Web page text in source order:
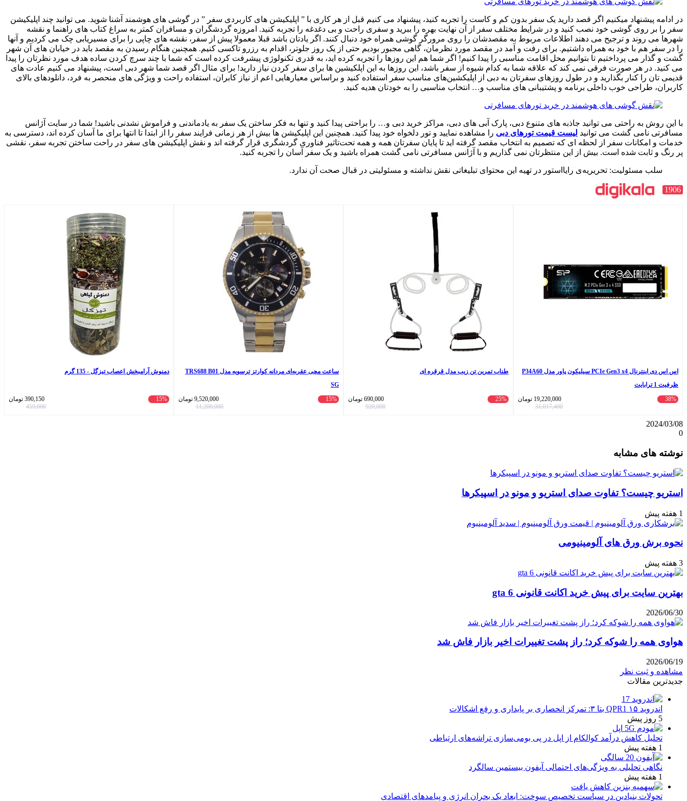
در ادامه پیشنهاد میکنیم اگر قصد دارید یک سفر بدون کم ‌و کاست را تجربه کنید، پیشنهاد می‌ کنیم قبل از هر کاری با ” اپلیکیشن ‌های کاربردی سفر ” در گوشی های هوشمند آشنا شوید. می ‌توانید چند اپلیکیشن
سفر را بر روی گوشی خود نصب کنید و در شرایط مختلف سفر از آن نهایت بهره را ببرید و سفری راحت و بی دغدغه را تجربه کنید. امروزه گردشگران و مسافران کمتر به سراغ کتاب ‌های راهنما و نقشه
شهرها می ‌روند و ترجیح می‌ دهند اطلاعات مربوط به مقصدشان را روی مرورگر گوشی همراه خود دنبال کنند. اگر یادتان باشد قبلا معمولا پیش از سفر، نقشه‌ های چاپی را برای مسیریابی چک می‌ کردیم و آنها
را در سفر هم با خود به همراه داشتیم. برای رفت و آمد در مقصد مورد نظرمان، گاهی مجبور بودیم حتی از یک روز جلوتر، اقدام به رزرو تاکسی کنیم. همچنین هنگام رسیدن به مقصد باید در خیابان‌ های آن شهر
گشت ‌و گذار می پرداختیم تا بتوانیم محل اقامت مناسبی را پیدا کنیم! اگر شما هم این روزها را تجربه کرده ‌اید، به قدری تکنولوژی پیشرفت کرده است که شما با چند سرچ کردن ساده هدف مورد نظرتان را پیدا
می کنید. در هر صورت فرقی نمی ‌کند که علاقه شما به کدام شیوه از سفر باشد، این روزها به این اپلکیشین‌ ها برای سفر کردن نیاز دارید! برای مثال اگر قصد شما شهر دبی است، پیشنهاد می‌ کنیم عادت ‌های
قدیمی‌ تان را کنار بگذارید و در طول روزهای سفرتان به دبی از اپلیکشین‌های مناسب سفر استفاده کنید و براساس معیارهایی اعم از نیاز کابران، استفاده راحت و ویژگی ‌های منحصر به فرد، دانلودهای بالای
کاربران، طراحی خوب داخلی برنامه و پشتیبانی ‌های مناسب و… انتخاب مناسبی را به خودتان هدیه کنید.
با این روش به راحتی می ‌توانید جاذبه های متنوع دبی، پارک آبی های دبی، مراکز خرید دبی و… را براحتی پیدا کنید و تنها به فکر ساختن یک سفر به یادماندنی و فراموش ‌نشدنی باشید! شما در سایت آژانس
مسافرتی نامی گشت می توانید لیست قیمت تورهای دبی را مشاهده نمایید و تور دلخواه خود پیدا کنید. همچنین این اپلیکیشن ها بیش از هر زمانی فرایند سفر را از ابتدا تا انتها برای ما آسان کرده ‌اند، دسترسی به
خدمات و امکانات سفر از لحظه ‌ای که تصمیم به انتخاب مقصد گرفته ‌اید تا پایان سفرتان همه و همه تحت‌تاثیر فناوری گردشگری قرار گرفته ‌اند و نقش اپلیکیشن ‌های سفر در راحت ‌ساختن تجربه سفر، نقشی
پر رنگ و ثابت ‌شده است. بیش از این منتظرتان نمی‌ گذاریم و با آژانس مسافرتی نامی گشت همراه باشید و یک سفر آسان را تجربه کنید.
سلب‌ مسئولیت: تحریریه‌ی رایااستور در تهیه‌ این محتوای تبلیغاتی نقش نداشته و مسئولیتی در قبال صحت آن ندارد.
1906
اس اس دی اینترنال PCIe Gen3 x4 سیلیکون پاور مدل P34A60
ظرفیت 1 ترابایت
38%
19,220,000 تومان
31,017,400
طناب تمرین تن زیب مدل قرقره ای
25%
690,000 تومان
920,000
ساعت مچی عقربه‌ای مردانه کوارتز ترسویه مدل TRS688 B01
SG
15%
9,520,000 تومان
11,200,000
دمنوش آرامبخش اعصاب تیزگل - 135 گرم
15%
390,150 تومان
459,000
2024/03/08
0
آپ
گذاری
ایمیل
نوشته های مشابه
استریو چیست؟ تفاوت صدای استریو و مونو در اسپیکرها
1 هفته پیش
نحوه برش ورق های آلومینیومی
3 هفته پیش
بهترین سایت برای پیش خرید اکانت قانونی gta 6
2026/06/30
هواوی همه را شوکه کرد؛ راز پشت تغییرات اخیر بازار فاش شد
2026/06/19
مشاهده و ثبت نظر
جدیدترین مقالات
اندروید ۱۵ QPR1 بتا ۳: تمرکز انحصاری بر پایداری و رفع اشکالات
5 روز پیش
تحلیل کاهش درآمد کوالکام از اپل در پی بومی‌سازی تراشه‌های ارتباطی
1 هفته پیش
نگاهی تحلیلی به ویژگی‌های احتمالی آیفون بیستمین سالگرد
1 هفته پیش
تحولات بنیادین در سیاست تخصیص سوخت: ابعاد یک بحران انرژی و پیامدهای اقتصادی